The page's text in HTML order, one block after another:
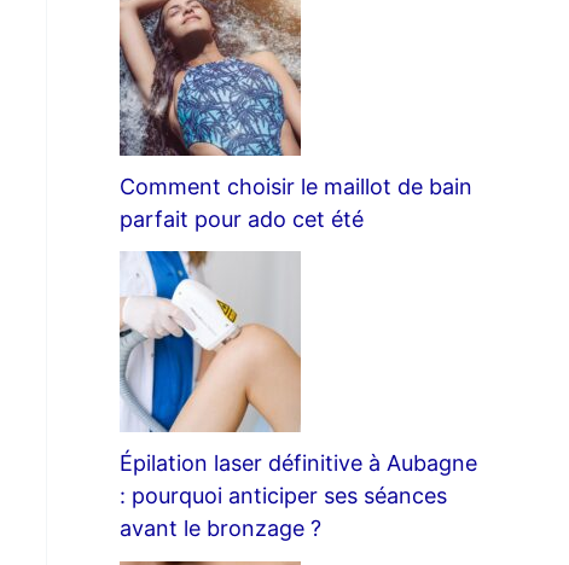
Comment choisir le maillot de bain
parfait pour ado cet été
Épilation laser définitive à Aubagne
: pourquoi anticiper ses séances
avant le bronzage ?